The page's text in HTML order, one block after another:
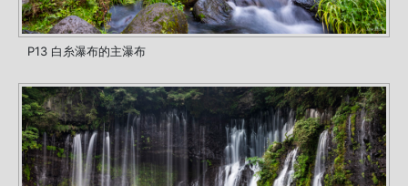
P13 白糸瀑布的主瀑布